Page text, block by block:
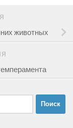
животных